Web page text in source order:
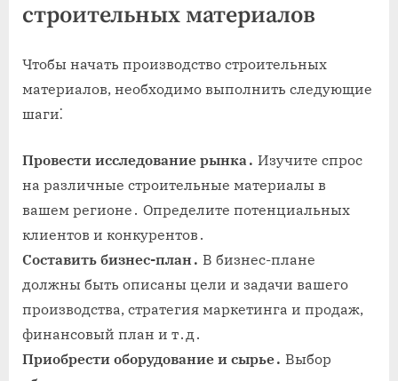
строительных материалов
Чтобы начать производство строительных
материалов, необходимо выполнить следующие
шаги⁚
Провести исследование рынка․ Изучите спрос
на различные строительные материалы в
вашем регионе․ Определите потенциальных
клиентов и конкурентов․
Составить бизнес-план․ В бизнес-плане
должны быть описаны цели и задачи вашего
производства, стратегия маркетинга и продаж,
финансовый план и т․д․
Приобрести оборудование и сырье․ Выбор